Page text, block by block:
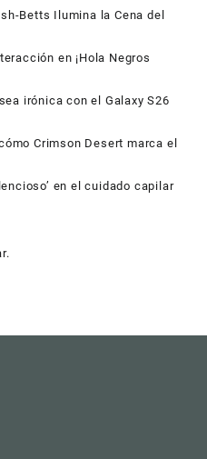
Betts Ilumina la Cena del
en ¡Hola Negros
irónica con el Galaxy S26
Crimson Desert marca el
en el cuidado capilar